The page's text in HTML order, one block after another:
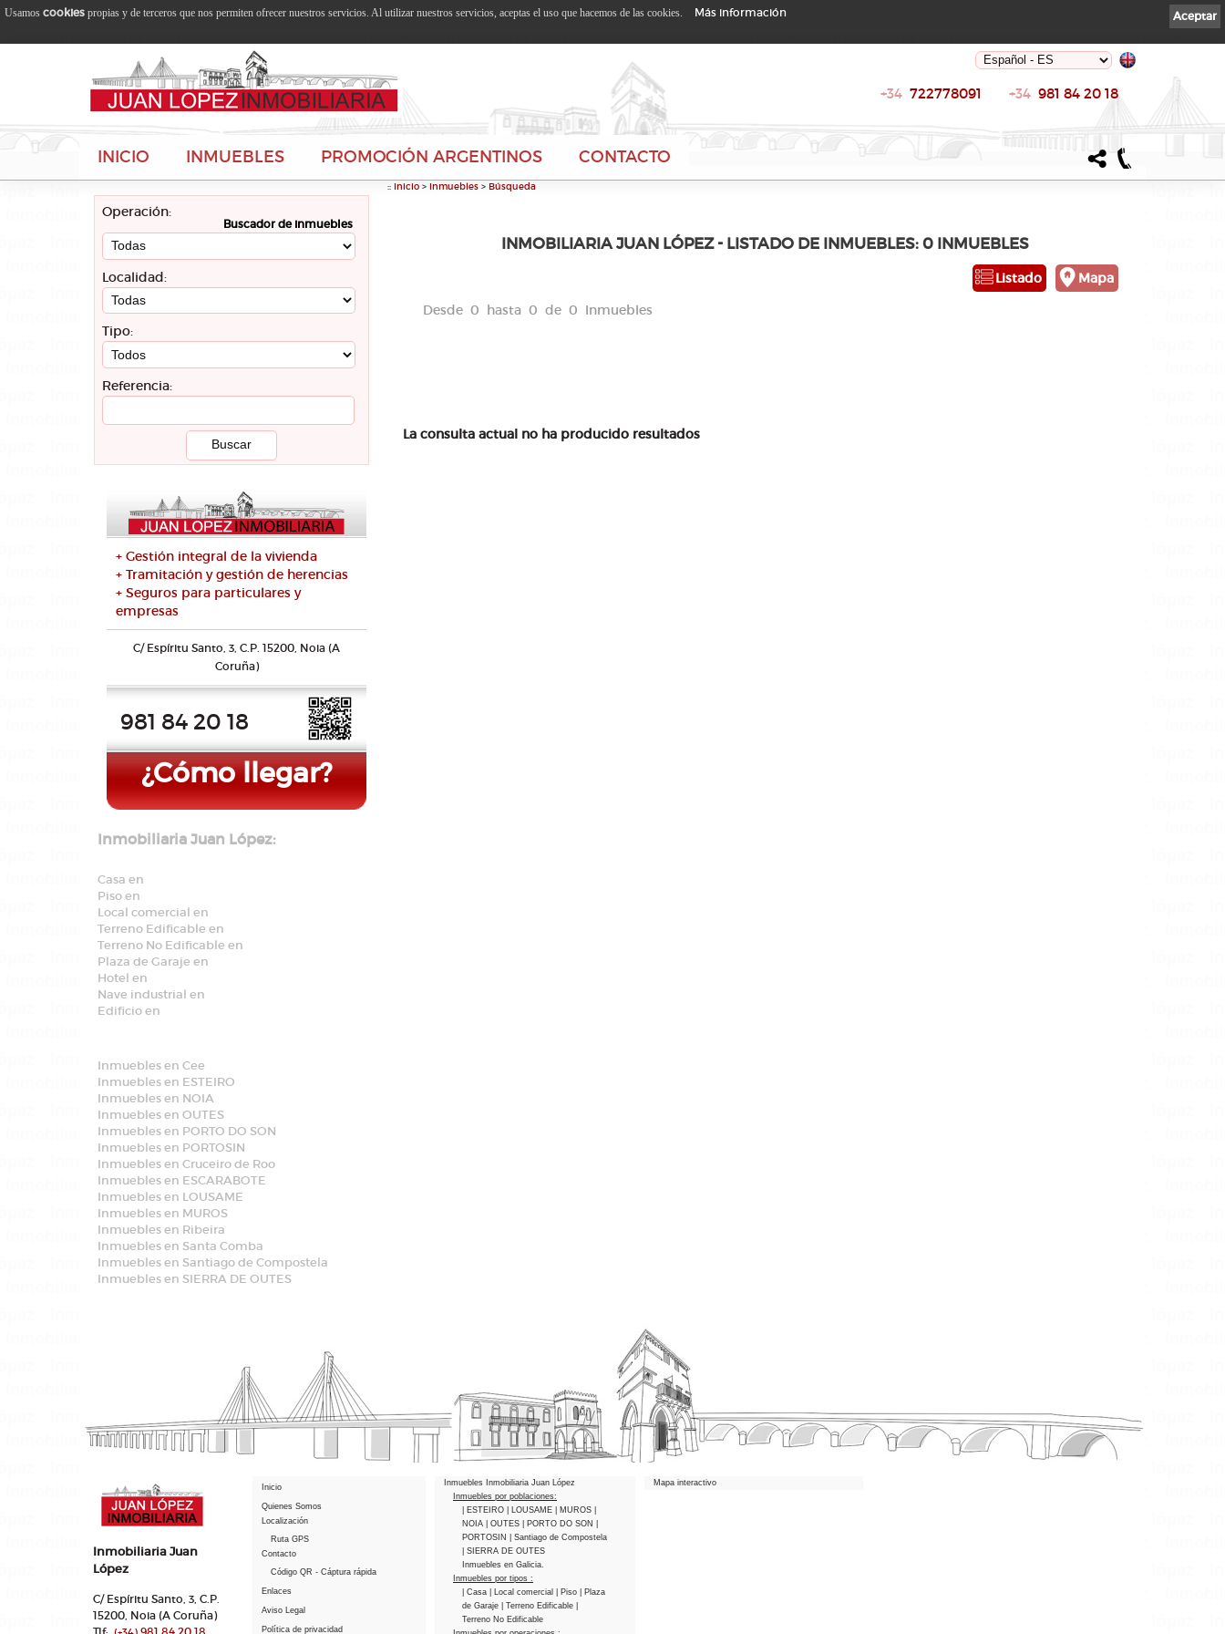
+34 981 84 20 18
+34 722778091
INICIO INMUEBLES PROMOCIÓN ARGENTINOS CONTACTO
Buscador de inmuebles
Operación:
Localidad:
Tipo:
Referencia:
+ Gestión integral de la vivienda
+ Tramitación y gestión de herencias
+ Seguros para particulares y
empresas
C/ Espíritu Santo, 3, C.P. 15200, Noia (A
Coruña)
981 84 20 18
¿Cómo llegar?
Inmobiliaria Juan López:
Casa en
Piso en
Local comercial en
Terreno Edificable en
Terreno No Edificable en
Plaza de Garaje en
Hotel en
Nave industrial en
Edificio en
Inmuebles en Cee
Inmuebles en ESTEIRO
Inmuebles en NOIA
Inmuebles en OUTES
Inmuebles en PORTO DO SON
Inmuebles en PORTOSIN
Inmuebles en Cruceiro de Roo
Inmuebles en ESCARABOTE
Inmuebles en LOUSAME
Inmuebles en MUROS
Inmuebles en Ribeira
Inmuebles en Santa Comba
Inmuebles en Santiago de Compostela
Inmuebles en SIERRA DE OUTES
:: Inicio > Inmuebles > Búsqueda
INMOBILIARIA JUAN LÓPEZ - LISTADO DE INMUEBLES: 0 INMUEBLES
Mapa
Listado
Desde 0 hasta 0 de 0 Inmuebles
La consulta actual no ha producido resultados
Inmobiliaria Juan
López
C/ Espíritu Santo, 3, C.P.
15200, Noia (A Coruña)
Inicio
Quienes Somos
Localización
Ruta GPS
Contacto
Código QR - Cáptura rápida
Enlaces
Aviso Legal
Política de privacidad
Inmuebles Inmobiliaria Juan López
Inmuebles por poblaciones:
| ESTEIRO
| LOUSAME | MUROS
NOIA
| OUTES | PORTO DO SON
PORTOSIN
| Santiago de Compostela
| SIERRA DE OUTES
Inmuebles en Galicia.
Inmuebles por tipos :
| Casa
| Local comercial | Piso
| Plaza
de Garaje
| Terreno Edificable
Terreno No Edificable
Mapa interactivo
Aceptar
Usamos cookies propias y de terceros que nos permiten ofrecer nuestros servicios. Al utilizar nuestros servicios, aceptas el uso que hacemos de las cookies. Más información